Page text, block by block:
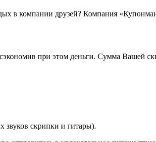
в компании друзей? Компания
при этом деньги. Сумма Вашей
скрипки и гитары).